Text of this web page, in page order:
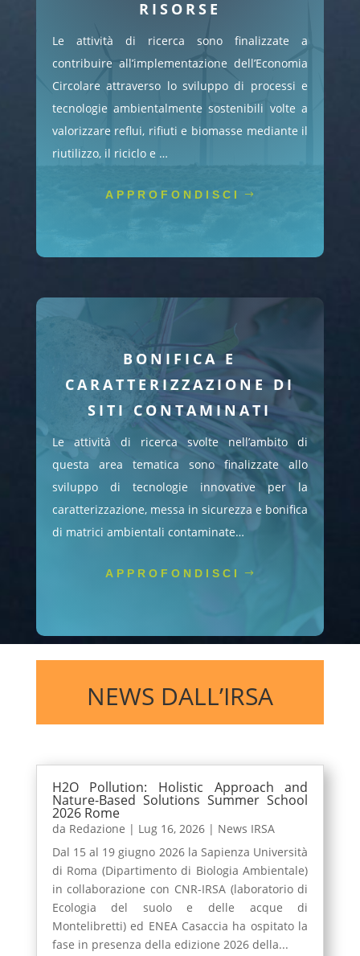
RISORSE
Le attività di ricerca sono finalizzate a
contribuire all’implementazione dell’Economia
Circolare attraverso lo sviluppo di processi e
tecnologie ambientalmente sostenibili volte a
valorizzare reflui, rifiuti e biomasse mediante il
riutilizzo, il riciclo e …
APPROFONDISCI
BONIFICA E
CARATTERIZZAZIONE DI
SITI CONTAMINATI
Le attività di ricerca svolte nell’ambito di
questa area tematica sono finalizzate allo
sviluppo di tecnologie innovative per la
caratterizzazione, messa in sicurezza e bonifica
di matrici ambientali contaminate…
APPROFONDISCI
NEWS DALL’IRSA
H2O Pollution: Holistic Approach and
Nature-Based Solutions Summer School
2026 Rome
da Redazione | Lug 16, 2026| News IRSA
Dal 15 al 19 giugno 2026 la Sapienza Università
di Roma (Dipartimento di Biologia Ambientale)
in collaborazione con CNR-IRSA (laboratorio di
Ecologia del suolo e delle acque di
Montelibretti) ed ENEA Casaccia ha ospitato la
fase in presenza della edizione 2026 della...